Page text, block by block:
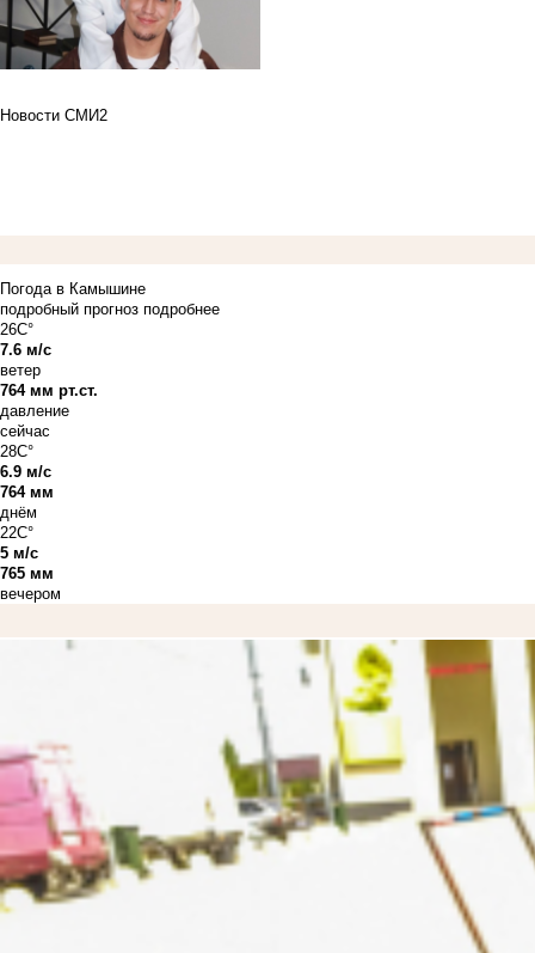
Новости СМИ2
Погода в Камышине
подробный прогноз подробнее
26C°
7.6 м/с
ветер
764 мм рт.ст.
давление
сейчас
28C°
6.9 м/с
764 мм
днём
22C°
5 м/с
765 мм
вечером